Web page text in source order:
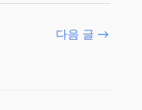
다음 글 →